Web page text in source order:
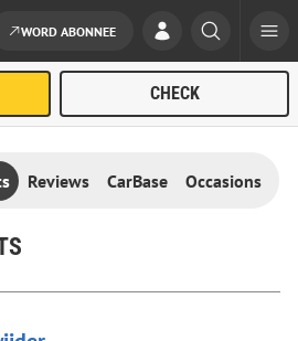
WORD ABONNEE
Reviews CarBase Occasions